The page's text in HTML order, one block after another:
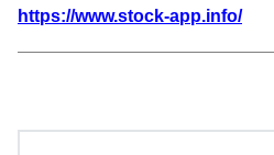
https://www.stock-app.info/